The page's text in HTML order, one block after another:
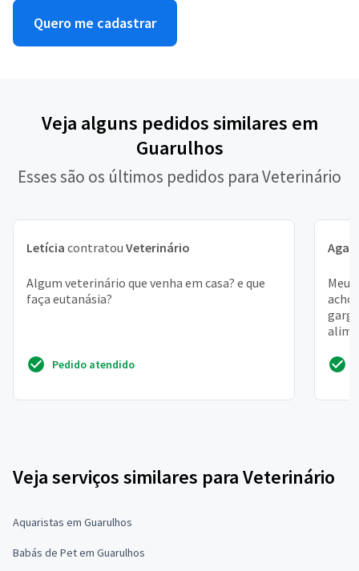
Quero me cadastrar
Veja alguns pedidos similares em
Guarulhos
Esses são os últimos pedidos para Veterinário
Letícia contratou Veterinário
Algum veterinário que venha em casa? e que
faça eutanásia?
Pedido atendido
Meu
acho
Veja serviços similares para Veterinário
Aquaristas em Guarulhos
Babás de Pet em Guarulhos